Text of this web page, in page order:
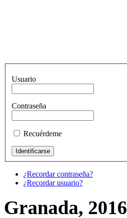
Usuario
Contraseña
Recuérdeme
¿Recordar contraseña?
¿Recordar usuario?
Granada, 2016